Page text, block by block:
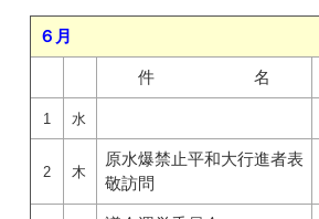
６月
件 名
1 水
2 木
原水爆禁止平和大行進者表
敬訪問